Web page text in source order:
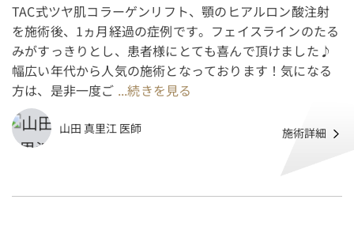
TAC式ツヤ肌コラーゲンリフト、顎のヒアルロン酸注射
を施術後、1ヵ月経過の症例です。フェイスラインのたる
みがすっきりとし、患者様にとても喜んで頂けました♪
幅広い年代から人気の施術となっております！気になる
方は、是非一度ご ...続きを見る
山田 真里江 医師 施術詳細